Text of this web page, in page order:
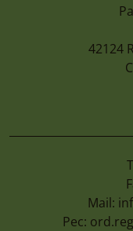
7 Agosto
Di
42124
Mail:
Pec: